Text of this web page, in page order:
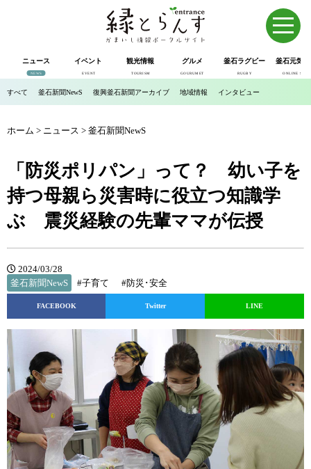
ニュース
NEWS
イベント
EVENT
観光情報
TOURISM
グルメ
GOURUMET
釜石ラグビー
RUGBY
釜石元気
ONLINE SHOP
すべて 釜石新聞NewS 復興釜石新聞アーカイブ 地域情報 インタビュー
ホーム > ニュース > 釜石新聞NewS
「防災ポリパン」って？ 幼い子を
持つ母親ら災害時に役立つ知識学
ぶ 震災経験の先輩ママが伝授
2024/03/28
釜石新聞NewS
#子育て #防災･安全
FACEBOOK Twitter LINE